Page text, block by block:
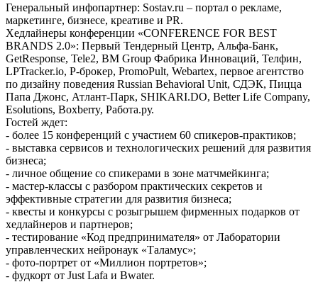
Генеральный инфопартнер: Sostav.ru – портал о рекламе,
маркетинге, бизнесе, креативе и PR.
Хедлайнеры конференции «CONFERENCE FOR BEST
BRANDS 2.0»: Первый Тендерный Центр, Альфа-Банк,
GetResponse, Tele2, BM Group Фабрика Инноваций, Телфин,
LPTracker.io, Р-брокер, PromoPult, Webartex, первое агентство
по дизайну поведения Russian Behavioral Unit, СДЭК, Пицца
Папа Джонс, Атлант-Парк, SHIKARI.DO, Better Life Company,
Esolutions, Boxberry, Работа.ру.
Гостей ждет:
- более 15 конференций с участием 60 спикеров-практиков;
- выставка сервисов и технологических решений для развития
бизнеса;
- личное общение со спикерами в зоне матчмейкинга;
- мастер-классы с разбором практических секретов и
эффективные стратегии для развития бизнеса;
- квесты и конкурсы с розыгрышем фирменных подарков от
хедлайнеров и партнеров;
- тестирование «Код предпринимателя» от Лаборатории
управленческих нейронаук «Таламус»;
- фото-портрет от «Миллион портретов»;
- фудкорт от Just Lafa и Bwater.